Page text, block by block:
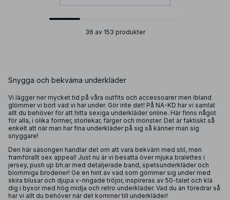
36 av 153 produkter
Snygga och bekväma underkläder
Vi lägger ner mycket tid på våra outfits och accessoarermen ibland
glömmer vi bort vad vi har under. Gör inte det! På NA-KD har vi samlat
allt du behöver för att hitta sexiga underkläder online. Här finns något
för alla, i olika former, storlekar, färger och mönster. Det är faktiskt så
enkelt att när man har fina underkläder på sig så känner man sig
snyggare!
Den här säsongen handlar det om att vara bekväm med stil, men
framförallt sex appeal! Just nu är vi besatta över mjuka bralettes i
jersey, push up bh:ar med detaljerade band, spetsunderkläder och
blommiga broderier! Ge en hint av vad som gömmer sig under med
skira blusar och djupa v-ringade tröjor, inspireras av 50-talet och klä
dig i byxor med hög midja och retro underkläder. Vad du än föredrar så
har vi allt du behöver när det kommer till underkläder!